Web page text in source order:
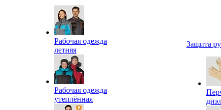
Рабочая одежда
летняя
Рабочая одежда
утеплённая
Защита